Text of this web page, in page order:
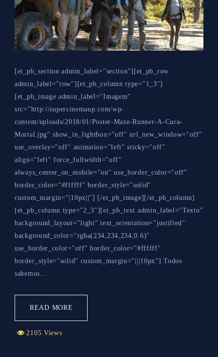
[et_pb_section admin_label="section"][et_pb_row
admin_label="row"][et_pb_column type="1_3"]
[et_pb_image admin_label="Imagem"
src="http://supercinemaup.com/wp-
content/uploads/2018/01/Poster-Maze-Runner-A-Cura-
Mortal.jpg" show_in_lightbox="off" url_new_window="off"
use_overlay="off" animation="left" sticky="off"
align="left" force_fullwidth="off"
always_center_on_mobile="on" use_border_color="off"
border_color="#ffffff" border_style="solid"
custom_margin="|10px||"] [/et_pb_image][/et_pb_column]
[et_pb_column type="2_3"][et_pb_text admin_label="Texto"
background_layout="light" text_orientation="justified"
background_color="rgba(234,234,234,0.6)"
use_border_color="off" border_color="#ffffff"
border_style="solid" custom_margin="|||10px"] Todos
sabemos...
READ MORE
2105 Views